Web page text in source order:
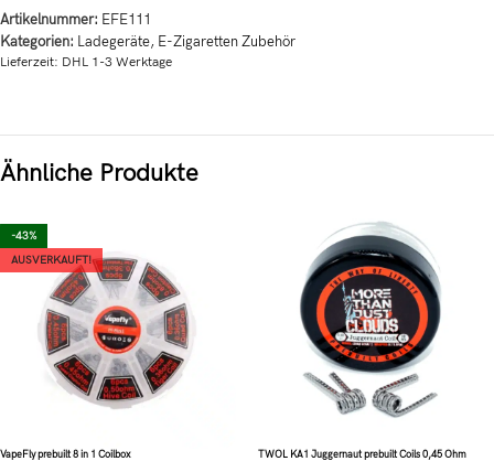
Artikelnummer: EFE111
Kategorien: Ladegeräte, E-Zigaretten Zubehör
Lieferzeit: DHL 1-3 Werktage
Ähnliche Produkte
-43%
AUSVERKAUFT!
VapeFly prebuilt 8 in 1 Coilbox TWOL KA1 Juggernaut prebuilt Coils 0,45 Ohm